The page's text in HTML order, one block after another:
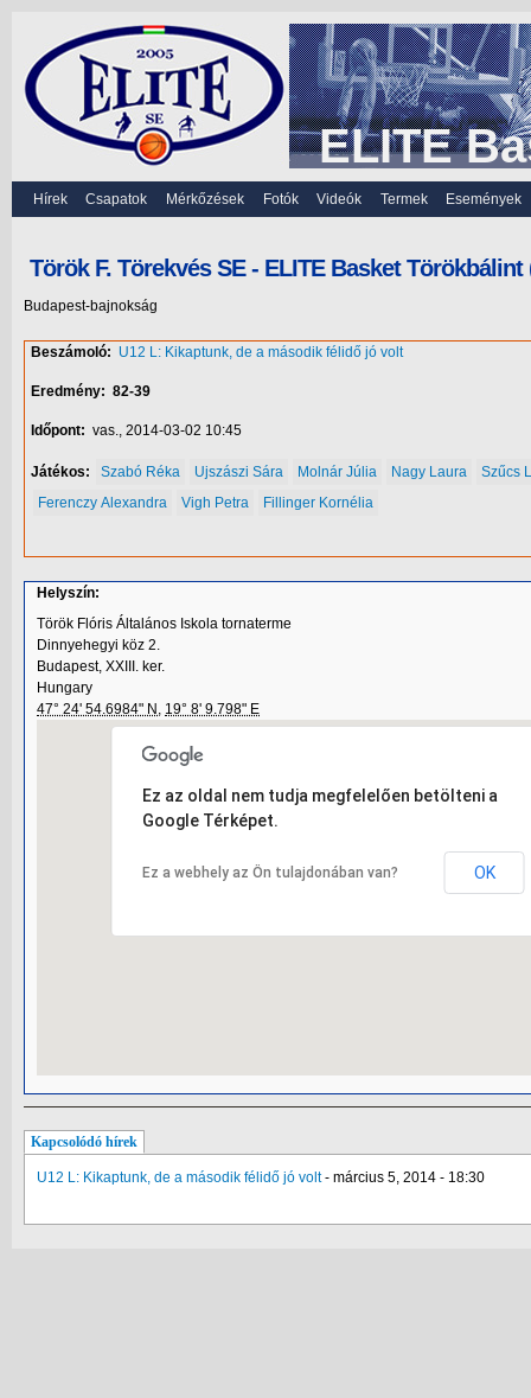
ELITE
Hírek Csapatok Mérkőzések Fotók Videók Termek Események
Török F. Törekvés SE - ELITE Basket Törökbálint
Budapest-bajnokság
Beszámoló: U12 L: Kikaptunk, de a második félidő jó volt
Eredmény: 82-39
Időpont: vas., 2014-03-02 10:45
Játékos: Szabó Réka Ujszászi Sára Molnár Júlia Nagy Laura
Szűcs
Ferenczy Alexandra
Vigh Petra Fillinger Kornélia
Helyszín:
Török Flóris Általános Iskola tornaterme
Dinnyehegyi köz 2.
Budapest, XXIII. ker.
Hungary
47° 24' 54.6984" N , 19° 8' 9.798" E
Ez az oldal nem tudja megfelelően betölteni a
Google Térképet.
Ez a webhely az Ön tulajdonában van? OK
Kapcsolódó hírek
U12 L: Kikaptunk, de a második félidő jó volt - március 5, 2014 - 18:30